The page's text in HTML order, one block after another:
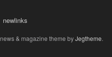
newlinks
& magazine theme byJegtheme.